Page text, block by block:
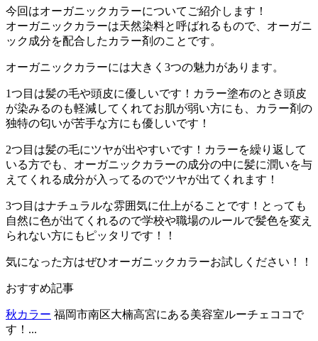
今回はオーガニックカラーについてご紹介します！
オーガニックカラーは天然染料と呼ばれるもので、オーガニ
ック成分を配合したカラー剤のことです。
オーガニックカラーには大きく3つの魅力があります。
1つ目は髪の毛や頭皮に優しいです！カラー塗布のとき頭皮
が染みるのも軽減してくれてお肌が弱い方にも、カラー剤の
独特の匂いが苦手な方にも優しいです！
2つ目は髪の毛にツヤが出やすいです！カラーを繰り返して
いる方でも、オーガニックカラーの成分の中に髪に潤いを与
えてくれる成分が入ってるのでツヤが出てくれます！
3つ目はナチュラルな雰囲気に仕上がることです！とっても
自然に色が出てくれるので学校や職場のルールで髪色を変え
られない方にもピッタリです！！
気になった方はぜひオーガニックカラーお試しください！！
おすすめ記事
秋カラー 福岡市南区大楠高宮にある美容室ルーチェココで
す！...